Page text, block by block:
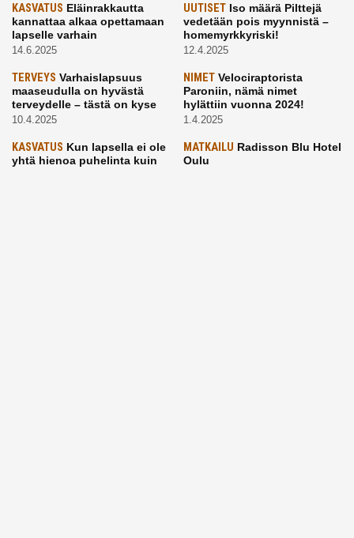
KASVATUS Eläinrakkautta
kannattaa alkaa opettamaan
lapselle varhain
14.6.2025
UUTISETIso määrä Pilttejä
vedetään pois myynnistä –
homemyrkkyriski!
12.4.2025
TERVEYS Varhaislapsuus
maaseudulla on hyvästä
terveydelle – tästä on kyse
10.4.2025
NIMETVelociraptorista
Paroniin, nämä nimet
hylättiin vuonna 2024!
1.4.2025
KASVATUS Kun lapsella ei ole
yhtä hienoa puhelinta kuin
MATKAILU Radisson Blu Hotel
Oulu